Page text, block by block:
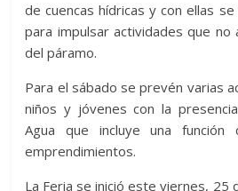
de cuencas hídricas y con ellas
para impulsar actividades que
del páramo.
Para el sábado se prevén varias
niños y jóvenes con la
Agua que incluye una
emprendimientos.
La Feria se inició este viernes, 25